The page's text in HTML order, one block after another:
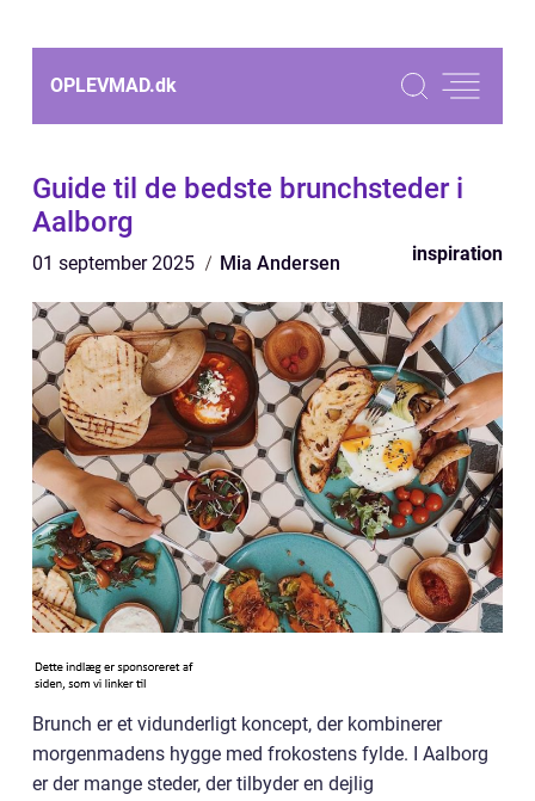
OPLEVMAD.dk
Guide til de bedste brunchsteder i
Aalborg
01 september 2025 Mia Andersen inspiration
Brunch er et vidunderligt koncept, der kombinerer
morgenmadens hygge med frokostens fylde. I Aalborg
er der mange steder, der tilbyder en dejlig